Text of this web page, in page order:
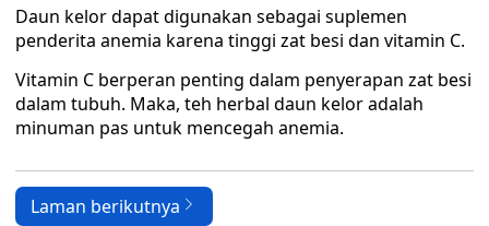
Daun kelor dapat digunakan sebagai suplemen
penderita anemia karena tinggi zat besi dan vitamin C.
Vitamin C berperan penting dalam penyerapan zat besi
dalam tubuh. Maka, teh herbal daun kelor adalah
minuman pas untuk mencegah anemia.
Laman berikutnya